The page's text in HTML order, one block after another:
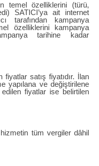
temel özelliklerini (türü,
SATICI’ya ait internet
tarafından kampanya
özelliklerini kampanya
tarihine kadar
satış fiyatıdır. İlan
yapılana ve değiştirilene
fiyatlar ise belirtilen
tüm vergiler dâhil